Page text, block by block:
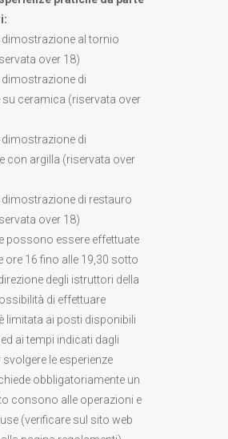
dimostrazione al tornio
over 18)
dimostrazione di
ceramica (riservata over
dimostrazione di
con argilla (riservata over
dimostrazione di restauro
over 18)
possono essere effettuate
ore 16 fino alle 19,30 sotto
degli istruttori della
di effettuare
è limitata ai posti disponibili
ai tempi indicati dagli
le esperienze
obbligatoriamente un
consono alle operazioni e
(verificare sul sito web